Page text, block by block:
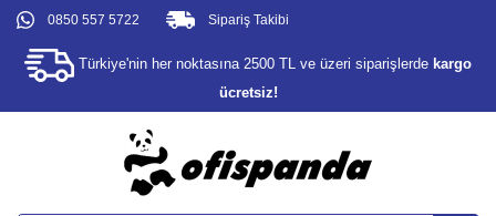
0850 557 5722
Türkiye'nin her noktasına 2500 TL ve üzeri siparişlerde kargo
ücretsiz!
Sipariş Takibi